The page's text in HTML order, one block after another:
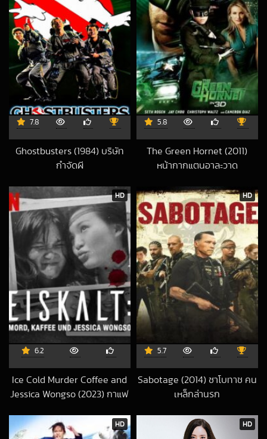
7.8
Ghostbusters (1984) บริษัท
กำจัดผี
5.8
The Green Hornet (2011)
หน้ากากแตนอาละวาด
HD
6.2
Ice Cold Murder Coffee and
Jessica Wongso (2023) กาแฟ
2023-10-01 UTC
HD
5.7
Sabotage (2014) ซาโบทาช คน
เหล็กล่านรก
HD HD